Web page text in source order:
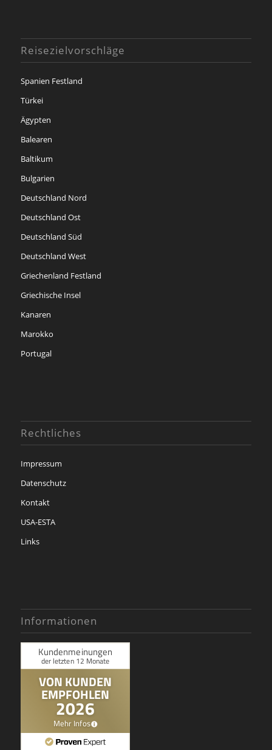
Reisezielvorschläge
Spanien Festland
Türkei
Ägypten
Balearen
Baltikum
Bulgarien
Deutschland Nord
Deutschland Ost
Deutschland Süd
Deutschland West
Griechenland Festland
Griechische Insel
Kanaren
Marokko
Portugal
Rechtliches
Impressum
Datenschutz
Kontakt
USA-ESTA
Links
Informationen